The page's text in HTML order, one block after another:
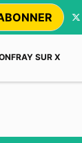
SUR X